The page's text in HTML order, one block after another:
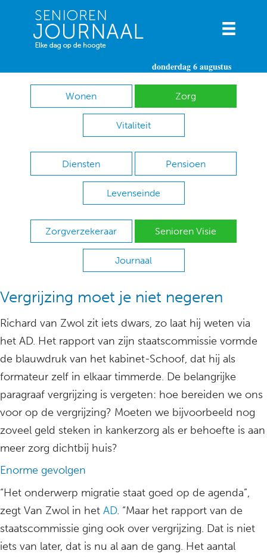
donderdag 6 augustus
Wonen Zorg
Vitaliteit
Diensten Pensioen
Levenseinde
Zorgverzekeraar Senioren Visie
Journaal
Vergrijzing moet je niet negeren
Richard van Zwol zit iets dwars, zo laat hij weten via
het AD. Het rapport van zijn staatscommissie vormde
de blauwdruk van het kabinet-Schoof, dat hij als
formateur zelf in elkaar timmerde. De belangrijke
paragraaf vergrijzing is vergeten: hoe bereiden we ons
voor op de vergrijzing? Moeten we bijvoorbeeld nog
zoveel geld steken in kankerzorg als er behoefte is aan
meer zorg dichtbij huis?
Enorme gevolgen
“Het onderwerp migratie staat goed op de agenda”,
zegt Van Zwol in het AD. “Maar het rapport van de
staatscommissie ging ook over vergrijzing. Dat is niet
iets van later, dat is nu al aan de gang. Het aantal